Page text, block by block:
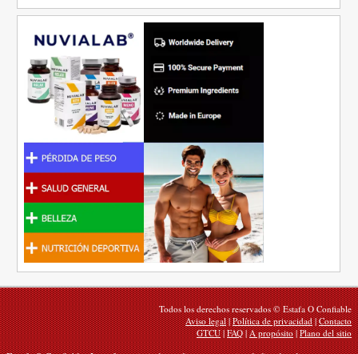
Todos los derechos reservados © Estafa O Confiable
Aviso legal|Política de privacidad|Contacto
GTCU|FAQ|A propósito|Plano del sitio